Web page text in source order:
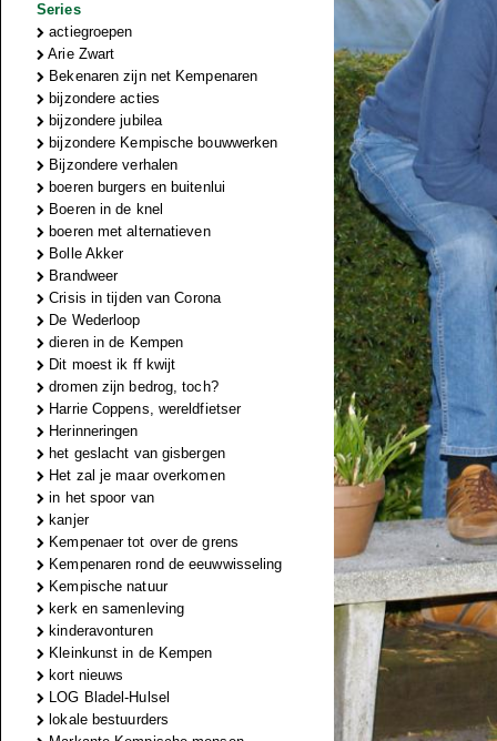
Series
actiegroepen
Arie Zwart
Bekenaren zijn net Kempenaren
bijzondere acties
bijzondere jubilea
bijzondere Kempische bouwwerken
Bijzondere verhalen
boeren burgers en buitenlui
Boeren in de knel
boeren met alternatieven
Bolle Akker
Brandweer
Crisis in tijden van Corona
De Wederloop
dieren in de Kempen
Dit moest ik ff kwijt
dromen zijn bedrog, toch?
Harrie Coppens, wereldfietser
Herinneringen
het geslacht van gisbergen
Het zal je maar overkomen
in het spoor van
kanjer
Kempenaer tot over de grens
Kempenaren rond de eeuwwisseling
Kempische natuur
kerk en samenleving
kinderavonturen
Kleinkunst in de Kempen
kort nieuws
LOG Bladel-Hulsel
lokale bestuurders